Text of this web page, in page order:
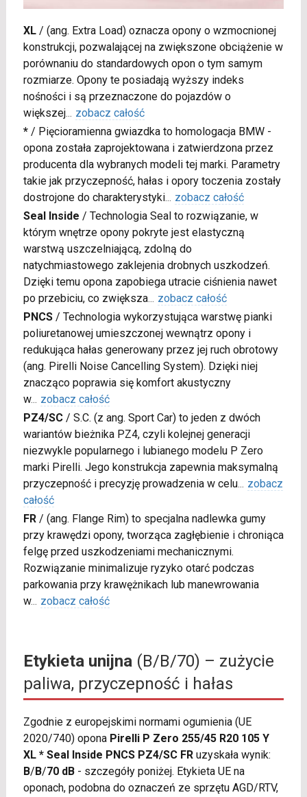
XL/ (ang. Extra Load) oznacza opony o wzmocnionej
konstrukcji, pozwalającej na zwiększone obciążenie w
porównaniu do standardowych opon o tym samym
rozmiarze. Opony te posiadają wyższy indeks
nośności i są przeznaczone do pojazdów o
większej... zobacz całość
*/ Pięcioramienna gwiazdka to homologacja BMW -
opona została zaprojektowana i zatwierdzona przez
producenta dla wybranych modeli tej marki. Parametry
takie jak przyczepność, hałas i opory toczenia zostały
dostrojone do charakterystyki... zobacz całość
Seal Inside / Technologia Seal to rozwiązanie, w
którym wnętrze opony pokryte jest elastyczną
warstwą uszczelniającą, zdolną do
natychmiastowego zaklejenia drobnych uszkodzeń.
Dzięki temu opona zapobiega utracie ciśnienia nawet
po przebiciu, co zwiększa... zobacz całość
PNCS/ Technologia wykorzystująca warstwę pianki
poliuretanowej umieszczonej wewnątrz opony i
redukująca hałas generowany przez jej ruch obrotowy
(ang. Pirelli Noise Cancelling System). Dzięki niej
znacząco poprawia się komfort akustyczny
w... zobacz całość
PZ4/SC/ S.C. (z ang. Sport Car) to jeden z dwóch
wariantów bieżnika PZ4, czyli kolejnej generacji
niezwykle popularnego i lubianego modelu P Zero
marki Pirelli. Jego konstrukcja zapewnia maksymalną
przyczepność i precyzję prowadzenia w celu... zobacz
całość
FR/ (ang. Flange Rim) to specjalna nadlewka gumy
przy krawędzi opony, tworząca zagłębienie i chroniąca
felgę przed uszkodzeniami mechanicznymi.
Rozwiązanie minimalizuje ryzyko otarć podczas
parkowania przy krawężnikach lub manewrowania
w... zobacz całość
Etykieta unijna(B/B/70) – zużycie
paliwa, przyczepność i hałas
Zgodnie z europejskimi normami ogumienia (UE
2020/740) opona Pirelli P Zero 255/45 R20 105 Y
XL * Seal Inside PNCS PZ4/SC FRuzyskała wynik:
B/ B/70 dB- szczegóły poniżej. Etykieta UE na
oponach, podobna do oznaczeń ze sprzętu AGD/RTV,